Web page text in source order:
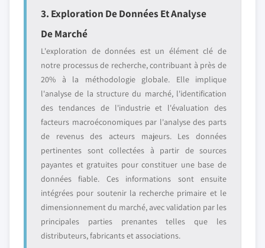
3. Exploration De Données Et Analyse
De Marché
L'exploration de données est un élément clé de
notre processus de recherche, contribuant à près de
20% à la méthodologie globale. Elle implique
l'analyse de la structure du marché, l'identification
des tendances de l'industrie et l'évaluation des
facteurs macroéconomiques par l'analyse des parts
de revenus des acteurs majeurs. Les données
pertinentes sont collectées à partir de sources
payantes et gratuites pour constituer une base de
données fiable. Ces informations sont ensuite
intégrées pour soutenir la recherche primaire et le
dimensionnement du marché, avec validation par les
principales parties prenantes telles que les
distributeurs, fabricants et associations.